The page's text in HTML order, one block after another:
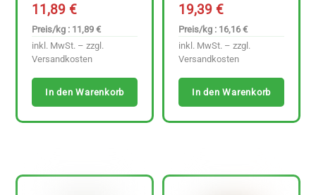
11,89€
Preis/kg : 11,89 €
inkl. MwSt. – zzgl.
Versandkosten
In den Warenkorb
19,39€
Preis/kg : 16,16 €
inkl. MwSt. – zzgl.
Versandkosten
In den Warenkorb